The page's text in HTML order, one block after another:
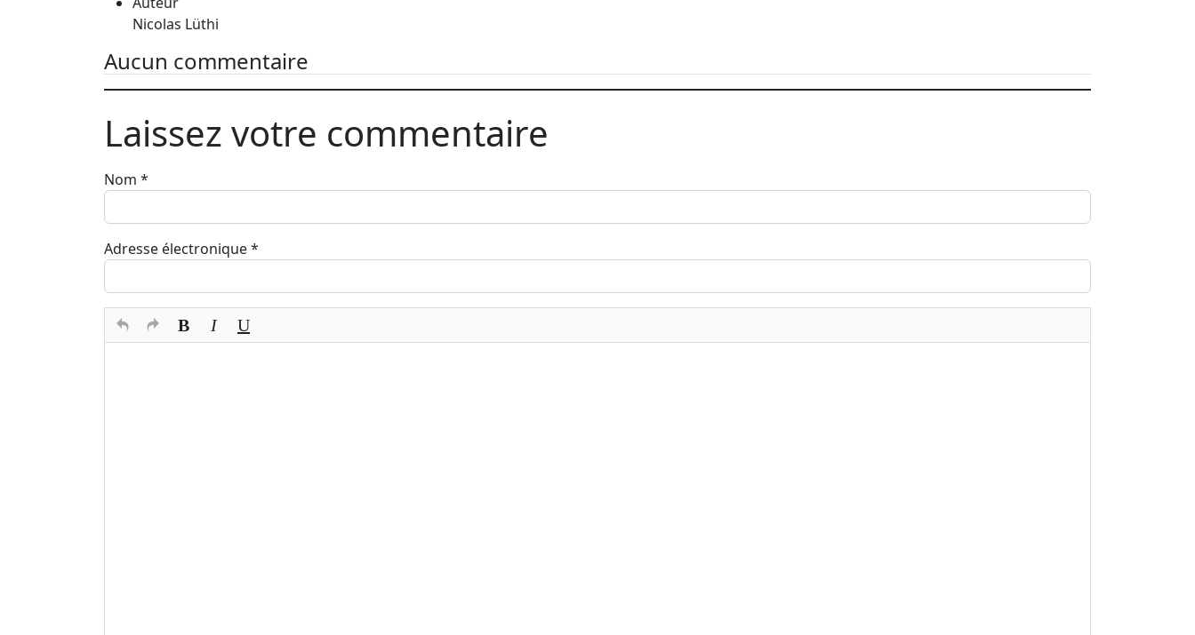
Nicolas Lüthi
Aucun commentaire
Laissez votre commentaire
Nom *
Adresse électronique*
Texte du commentaire